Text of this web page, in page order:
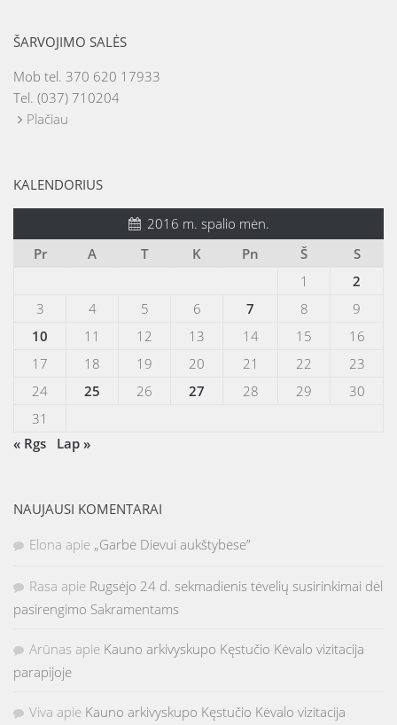
ŠARVOJIMO SALĖS
Mob tel. 370 620 17933
Tel. (037) 710204
Plačiau
KALENDORIUS
2016 m. spalio mėn.
Pr
A T K Pn Š
S
1
2
3
4 5 6 7 8
9
10
11 12 13 14 15
16
17
18 19 20 21 22
23
24
25 26 27 28 29
30
31
« Rgs
Lap »
NAUJAUSI KOMENTARAI
Elona apie „Garbė Dievui aukštybėse”
Rasa apie Rugsėjo 24 d. sekmadienis tėvelių susirinkimai dėl
pasirengimo Sakramentams
Arūnas apie Kauno arkivyskupo Kęstučio Kėvalo vizitacija
parapijoje
Viva apie Kauno arkivyskupo Kęstučio Kėvalo vizitacija